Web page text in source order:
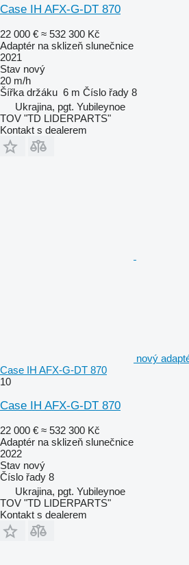
Case IH AFX-G-DT 870
22 000 € ≈ 532 300 Kč
Adaptér na sklizeň slunečnice
2021
Stav nový
20 m/h
Šířka držáku 6 m Číslo řady 8
Ukrajina, pgt. Yubileynoe
TOV "TD LIDERPARTS"
Kontakt s dealerem
nový
Case IH AFX-G-DT 870
10
Case IH AFX-G-DT 870
22 000 € ≈ 532 300 Kč
Adaptér na sklizeň slunečnice
2022
Stav nový
Číslo řady 8
Ukrajina, pgt. Yubileynoe
TOV "TD LIDERPARTS"
Kontakt s dealerem